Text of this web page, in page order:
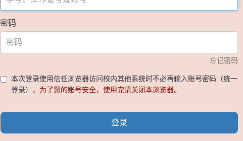
密码
忘记密码
本次登录使用信任浏览器访问校内其他系统时不必再输入账号密码（统一
登录）， 为了您的账号安全，使用完请关闭本浏览器。
登录